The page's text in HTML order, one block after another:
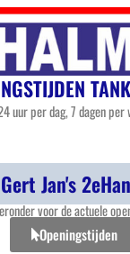
uur per dag, 7 dagen per
Gert Jan's
voor de actuele
Openingstijden